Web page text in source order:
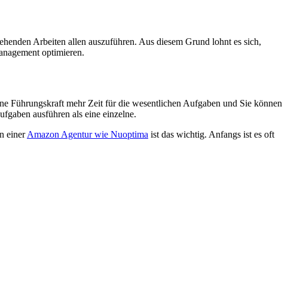
Arbeiten allen auszuführen. Aus diesem Grund lohnt es sich,
optimieren.
Führungskraft mehr Zeit für die wesentlichen Aufgaben und Sie können
ausführen als eine einzelne.
einerAmazon Agentur wie Nuoptima ist das wichtig. Anfangs ist es oft